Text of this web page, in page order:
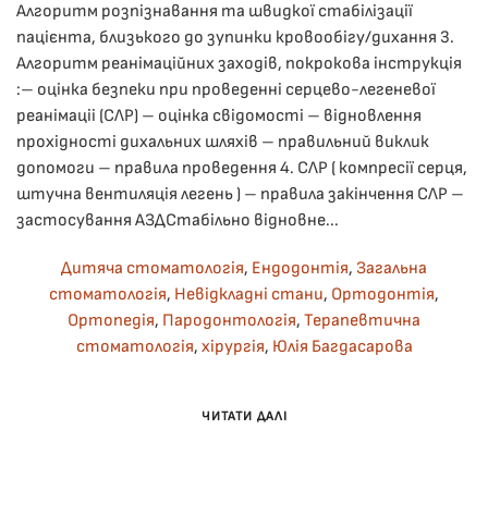
Алгоритм розпізнавання та швидкої стабілізації
пацієнта, близького до зупинки кровообігу/дихання 3.
Алгоритм реанімаційних заходів, покрокова інструкція
:– оцінка безпеки при проведенні серцево-легеневої
реанімаціі (СЛР) – оцінка свідомості – відновлення
прохідності дихальних шляхів – правильний виклик
допомоги – правила проведення 4. СЛР ( компресії серця,
штучна вентиляція легень ) – правила закінчення СЛР –
застосування АЗДСтабільно відновне...
Дитяча стоматологія, Ендодонтія, Загальна
стоматологія, Невідкладні стани, Ортодонтія,
Ортопедія, Пародонтологія, Терапевтична
стоматологія, хірургія, Юлія Багдасарова
ЧИТАТИ ДАЛІ